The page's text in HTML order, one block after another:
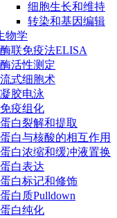
细胞生长和维持
转染和基因编辑
物学
酶联免疫法ELISA
酶活性测定
流式细胞术
凝胶电泳
免疫组化
蛋白裂解和提取
蛋白与核酸的相互作用
蛋白浓缩和缓冲液置换
蛋白表达
蛋白标记和修饰
蛋白质Pulldown
蛋白纯化